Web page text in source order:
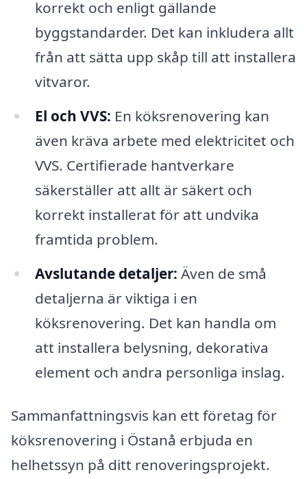
korrekt och enligt gällande
byggstandarder. Det kan inkludera allt
från att sätta upp skåp till att installera
vitvaror.
El och VVS: En köksrenovering kan
även kräva arbete med elektricitet och
VVS. Certifierade hantverkare
säkerställer att allt är säkert och
korrekt installerat för att undvika
framtida problem.
Avslutande detaljer: Även de små
detaljerna är viktiga i en
köksrenovering. Det kan handla om
att installera belysning, dekorativa
element och andra personliga inslag.
Sammanfattningsvis kan ett företag för
köksrenovering i Östanå erbjuda en
helhetssyn på ditt renoveringsprojekt.